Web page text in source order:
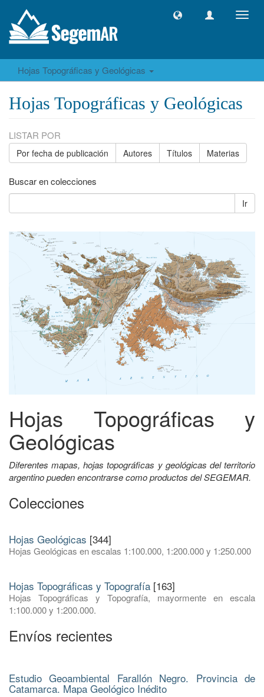
Hojas Topográficas y Geológicas
Hojas Topográficas y Geológicas
LISTAR POR
Por fecha de publicación Autores Títulos Materias
Buscar en colecciones
Ir
Hojas Topográficas y
Geológicas
Diferentes mapas, hojas topográficas y geológicas del territorio
argentino pueden encontrarse como productos del SEGEMAR.
Colecciones
Hojas Geológicas [344]
Hojas Geológicas en escalas 1:100.000, 1:200.000 y 1:250.000
Hojas Topográficas y Topografía [163]
Hojas Topográficas y Topografía, mayormente en escala
1:100.000 y 1:200.000.
Envíos recientes
Estudio Geoambiental Farallón Negro. Provincia de
Catamarca. Mapa Geológico Inédito